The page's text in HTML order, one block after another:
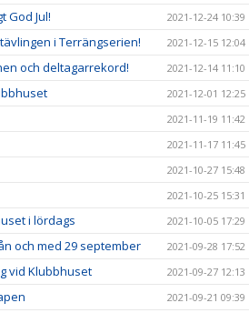
God Jul! 2021-12-24 10:39
i Terrängserien! 2021-12-15 12:04
och deltagarrekord! 2021-12-14 11:10
2021-12-01 12:25
2021-11-19 11:42
2021-11-17 11:45
2021-10-27 15:48
2021-10-25 15:31
i lördags 2021-10-05 17:29
och med 29 september 2021-09-28 17:52
vid Klubbhuset 2021-09-27 12:13
2021-09-21 09:39